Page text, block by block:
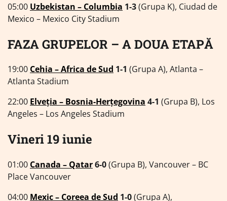
05:00 Uzbekistan – Columbia 1-3(Grupa K), Ciudad de
Mexico – Mexico City Stadium
FAZA GRUPELOR – A DOUA ETAPĂ
19:00 Cehia – Africa de Sud 1-1 (Grupa A), Atlanta –
Atlanta Stadium
22:00 Elveția – Bosnia-Herțegovina 4-1 (Grupa B), Los
Angeles – Los Angeles Stadium
Vineri 19 iunie
01:00 Canada – Qatar6-0(Grupa B), Vancouver – BC
Place Vancouver
04:00 Mexic – Coreea de Sud 1-0(Grupa A),